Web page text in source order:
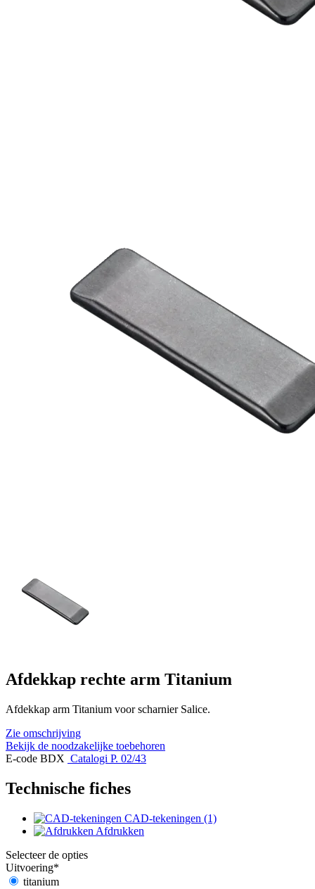
Afdekkap rechte arm Titanium
Afdekkap arm Titanium voor scharnier Salice.
Zie omschrijving
Bekijk de noodzakelijke toebehoren
E-code BDX Catalogi P. 02/43
Technische fiches
CAD-tekeningen (1)
Afdrukken
Selecteer de opties
Uitvoering*
titanium